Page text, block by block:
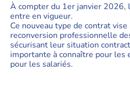
À compter du 1er janvier 2026,
entre en vigueur.
Ce nouveau type de contrat
reconversion professionnelle
sécurisant leur situation
importante à connaître pour les
pour les salariés.